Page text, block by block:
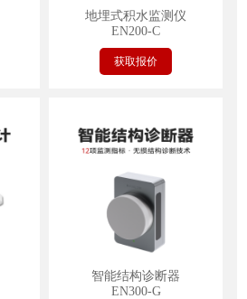
地埋式积水监测仪
EN200-C
获取报价
智能结构诊断器
EN300-G